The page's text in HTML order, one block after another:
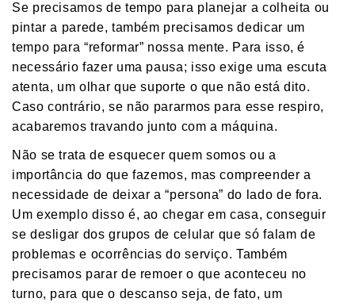
​Se precisamos de tempo para planejar a colheita ou
pintar a parede, também precisamos dedicar um
tempo para “reformar” nossa mente. Para isso, é
necessário fazer uma pausa; isso exige uma escuta
atenta, um olhar que suporte o que não está dito.
Caso contrário, se não pararmos para esse respiro,
acabaremos travando junto com a máquina.
​Não se trata de esquecer quem somos ou a
importância do que fazemos, mas compreender a
necessidade de deixar a “persona” do lado de fora.
Um exemplo disso é, ao chegar em casa, conseguir
se desligar dos grupos de celular que só falam de
problemas e ocorrências do serviço. Também
precisamos parar de remoer o que aconteceu no
turno, para que o descanso seja, de fato, um